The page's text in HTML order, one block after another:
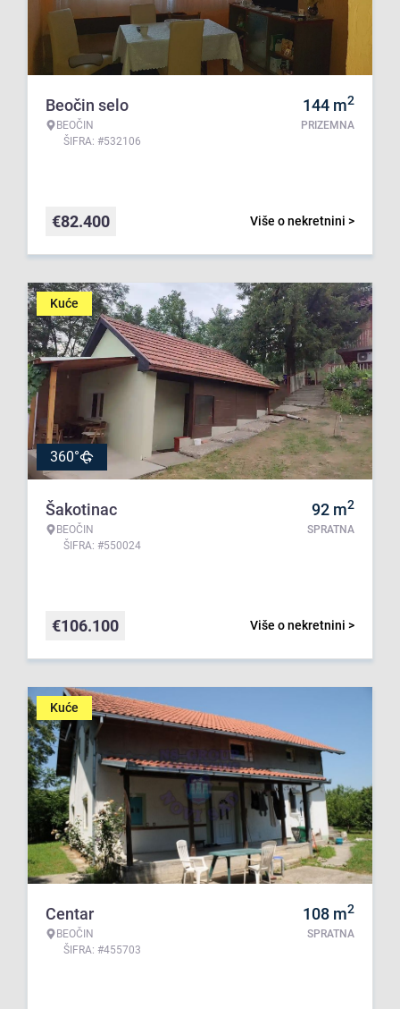
Beočin selo
BEOČIN
ŠIFRA: #532106
144 m2
PRIZEMNA
Više o nekretnini >
€82.400
Kuće
360°
Šakotinac
BEOČIN
ŠIFRA: #550024
92 m2
SPRATNA
Više o nekretnini >
€106.100
Kuće
Centar
BEOČIN
ŠIFRA: #455703
108 m2
SPRATNA